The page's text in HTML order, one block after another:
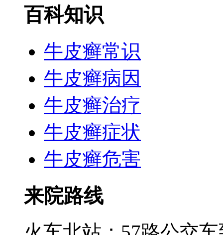
百科知识
牛皮癣常识
牛皮癣病因
牛皮癣治疗
牛皮癣症状
牛皮癣危害
来院路线